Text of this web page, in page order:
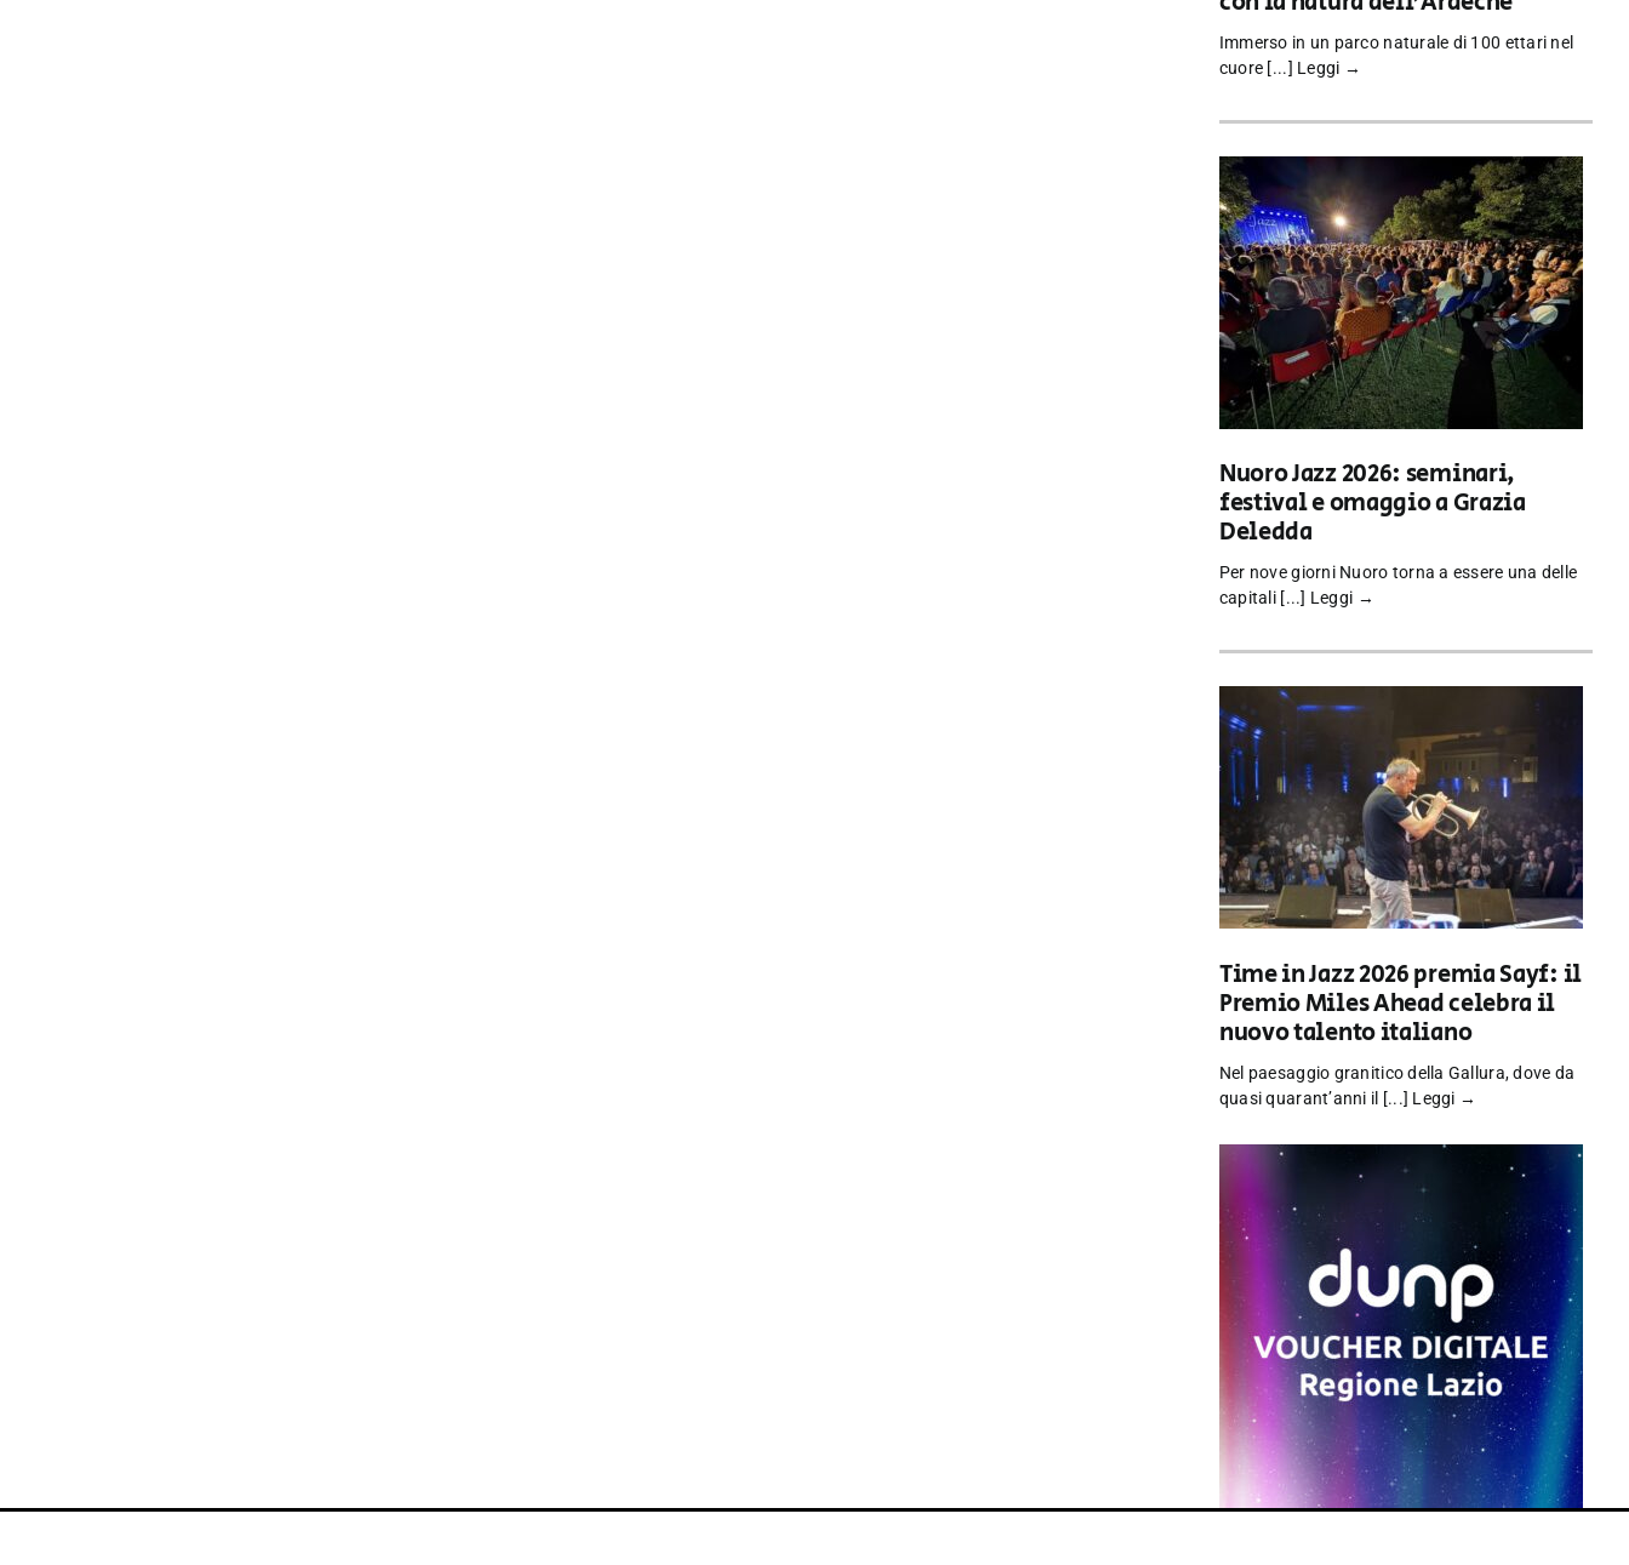
Immerso in un parco naturale di 100 ettari nel
cuore [...] Leggi →
Nuoro Jazz 2026: seminari,
festival e omaggio a Grazia
Deledda
Per nove giorni Nuoro torna a essere una delle
capitali [...] Leggi →
Time in Jazz 2026 premia Sayf: il
Premio Miles Ahead celebra il
nuovo talento italiano
Nel paesaggio granitico della Gallura, dove da
quasi quarant’anni il [...] Leggi →